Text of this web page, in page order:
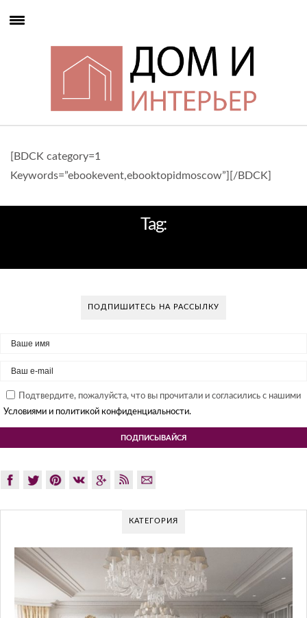
[BDCK category=1
Keywords=”ebookevent,ebooktopidmoscow”][/BDCK]
Tag:
ПОДПИШИТЕСЬ НА РАССЫЛКУ
Подтвердите, пожалуйста, что вы прочитали и согласились с нашими
Условиями и политикой конфиденциальности.
КАТЕГОРИЯ